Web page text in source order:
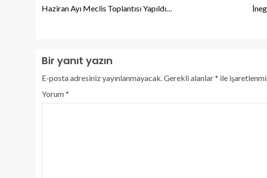
Haziran Ayı Meclis Toplantısı Yapıldı…
Bir yanıt yazın
E-posta adresiniz yayınlanmayacak.Gerekli alanlar* ile
Yorum*